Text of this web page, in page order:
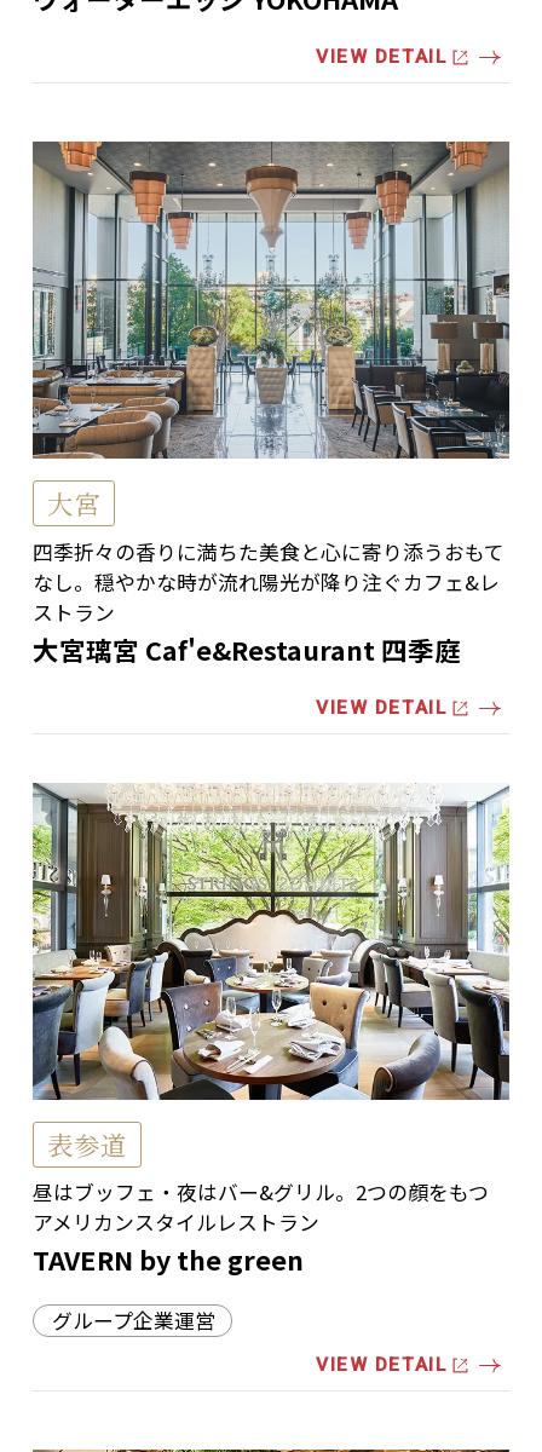
VIEW DETAIL
大宮
四季折々の香りに満ちた美食と心に寄り添うおもて
なし。穏やかな時が流れ陽光が降り注ぐカフェ&レ
ストラン
大宮璃宮 Caf'e&Restaurant 四季庭
VIEW DETAIL
表参道
昼はブッフェ・夜はバー&グリル。2つの顔をもつ
アメリカンスタイルレストラン
TAVERN by the green
グループ企業運営
VIEW DETAIL